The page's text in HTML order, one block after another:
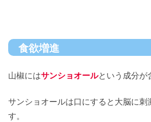
食欲増進
山椒にはサンショオールという成分が
サンショオールは口にすると大脳に刺
す。